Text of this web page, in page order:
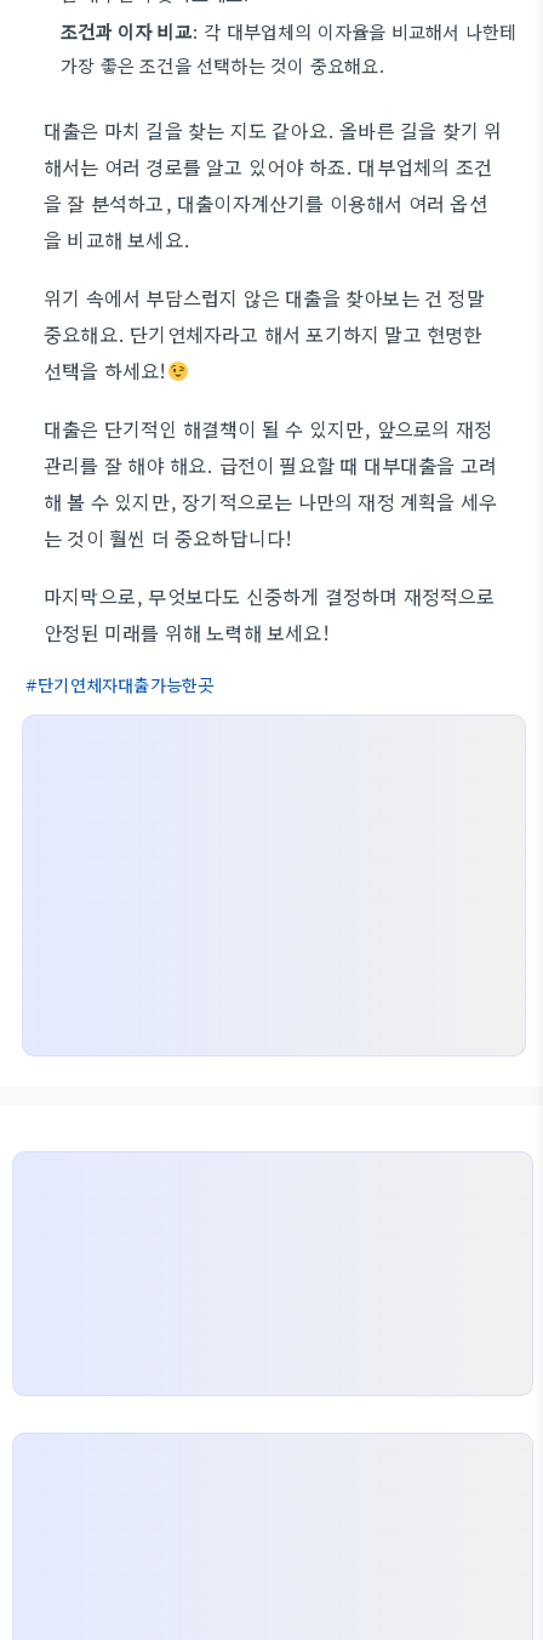
조건과 이자 비교: 각 대부업체의 이자율을 비교해서 나한테
가장 좋은 조건을 선택하는 것이 중요해요.
대출은 마치 길을 찾는 지도 같아요. 올바른 길을 찾기 위
해서는 여러 경로를 알고 있어야 하죠. 대부업체의 조건
을 잘 분석하고, 대출이자계산기를 이용해서 여러 옵션
을 비교해 보세요.
위기 속에서 부담스럽지 않은 대출을 찾아보는 건 정말
중요해요. 단기연체자라고 해서 포기하지 말고 현명한
선택을 하세요!
대출은 단기적인 해결책이 될 수 있지만, 앞으로의 재정
관리를 잘 해야 해요. 급전이 필요할 때 대부대출을 고려
해 볼 수 있지만, 장기적으로는 나만의 재정 계획을 세우
는 것이 훨씬 더 중요하답니다!
마지막으로, 무엇보다도 신중하게 결정하며 재정적으로
안정된 미래를 위해 노력해 보세요!
단기연체자대출가능한곳